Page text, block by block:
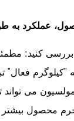
عملکرد به
کنید:
فعال"